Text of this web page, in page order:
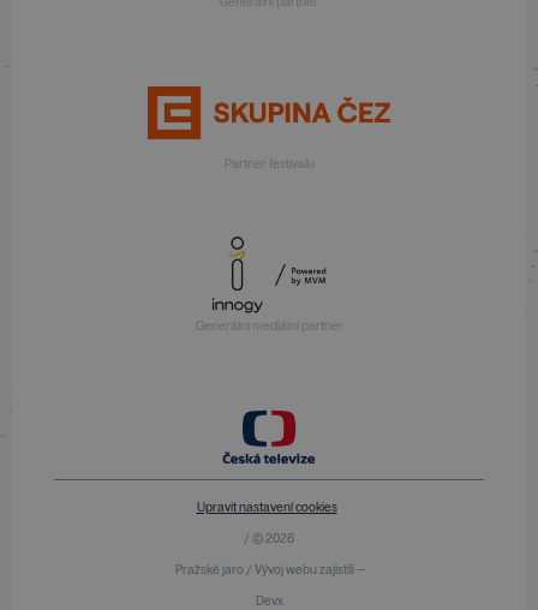
Partner festivalu
Generální mediální partner
Upravit nastavení cookies
/ © 2026
Pražské jaro / Vývoj webu zajistili —
Devx